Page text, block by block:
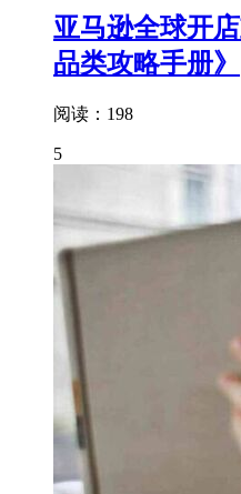
亚马逊全球开
品类攻略手册》
阅读：198
5